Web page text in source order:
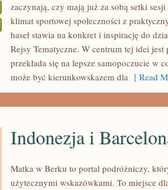
WĘDKARSTWO
TRANSPORT
WODNY
zaczynają, czy mają już za sobą setki
klimat sportowej społeczności z
haseł stawia na konkret i inspirację do
Rejsy Tematyczne. W centrum tej idei jest
przekłada się na lepsze samopoczucie w
może być kierunkowskazem dla [ Read
Indonezja i
Matka w Berku to portal podróżniczy,
użytecznymi wskazówkami. To miejsce